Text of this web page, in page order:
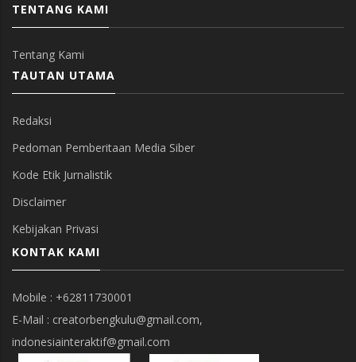
TENTANG KAMI
Tentang Kami
TAUTAN UTAMA
Redaksi
Pedoman Pemberitaan Media Siber
Kode Etik Jurnalistik
Disclaimer
Kebijakan Privasi
KONTAK KAMI
Mobile : +62811730001
E-Mail : creatorbengkulu@gmail.com,
indonesiainteraktif@gmail.com